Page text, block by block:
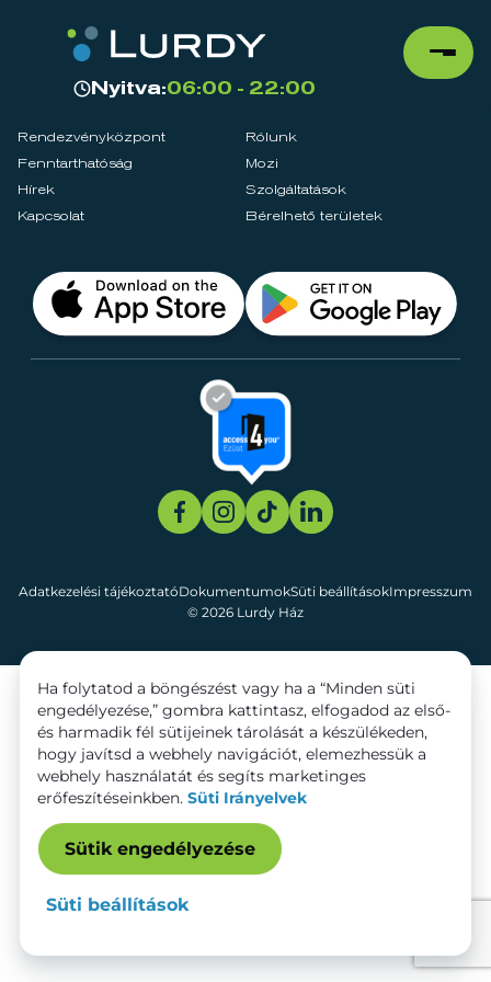
Nyitva:06:00 - 22:00
Rendezvényközpont
Rólunk
Fenntarthatóság
Mozi
Hírek
Szolgáltatások
Kapcsolat
Bérelhető területek
© 2026 Lurdy Ház
Adatkezelési tájékoztatóDokumentumokSüti beállításokImpresszum
Ha folytatod a böngészést vagy ha a “Minden süti
engedélyezése,” gombra kattintasz, elfogadod az első-
és harmadik fél sütijeinek tárolását a készülékeden,
hogy javítsd a webhely navigációt, elemezhessük a
webhely használatát és segíts marketinges
erőfeszítéseinkben. Süti Irányelvek
Sütik engedélyezése
Süti beállítások